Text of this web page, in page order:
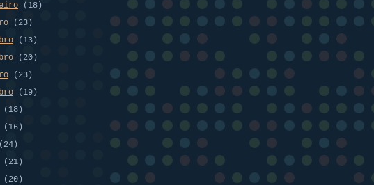
(18)
(23)
(13)
(20)
(23)
(19)
(18)
(16)
(21)
(20)